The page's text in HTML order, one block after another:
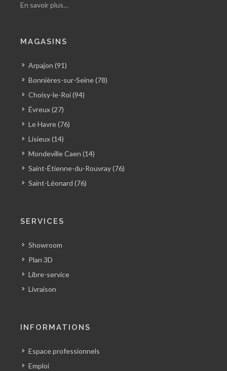
En savoir plus…
MAGASINS
Arpajon (91)
Bonnières-sur-Seine (78)
Choisy-le-Roi (94)
Évreux (27)
Le Havre (76)
Lisieux (14)
Mondeville Caen (14)
Saint-Étienne-du-Rouvray (76)
Saint-Léonard (76)
SERVICES
Showroom
Plan 3D
Libre-service
Livraison
INFORMATIONS
Espace professionnels
Emploi